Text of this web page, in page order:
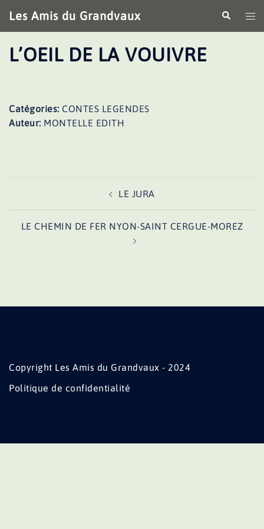
au
contenu
Les Amis du Grandvaux
le
L’OEIL DE LA VOUIVRE
Catégories: CONTES LEGENDES
Auteur: MONTELLE EDITH
LE JURA
LE CHEMIN DE FER NYON-SAINT CERGUE-MOREZ
Copyright Les Amis du Grandvaux - 2024
Politique de confidentialité